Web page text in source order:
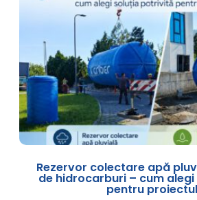
Rezervor colectare apă
de hidrocarburi – cum
pentru